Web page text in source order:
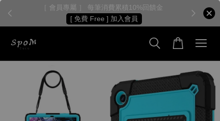
［ 會員專屬 ］ 每筆消費累積10%回饋金
[ 免費 Free ] 加入會員